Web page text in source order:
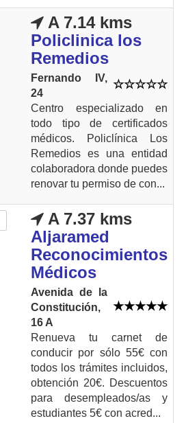
A 7.14 kms
Policlinica los
Remedios
Fernando IV,
24
Centro especializado en
todo tipo de certificados
médicos. Policlínica Los
Remedios es una entidad
colaboradora donde puedes
renovar tu permiso de con...
A 7.37 kms
Aljaramed
Reconocimientos
Médicos
Avenida de la
Constitución,
16 A
Renueva tu carnet de
conducir por sólo 55€ con
todos los trámites incluidos,
obtención 20€. Descuentos
para desempleados/as y
estudiantes 5€ con acred...